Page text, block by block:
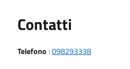
Contatti
Telefono :098293338